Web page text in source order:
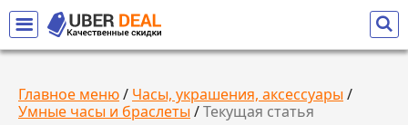
Главное меню/ Часы, украшения, аксессуары /
Умные часы и браслеты /Текущая статья